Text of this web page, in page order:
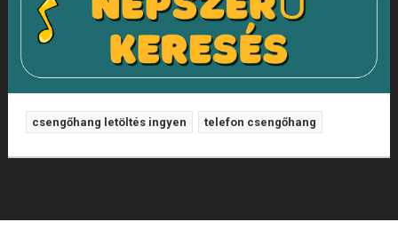
csengőhang letöltés ingyen telefon csengőhang